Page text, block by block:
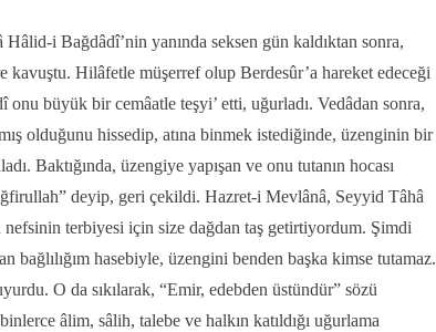
i Bağdâdî’nin yanında seksen gün kaldıktan sonra,
kavuştu. Hilâfetle müşerref olup Berdesûr’a hareket edeceği
büyük bir cemâatle teşyi’ etti, uğurladı. Vedâdan sonra,
olduğunu hissedip, atına binmek istediğinde, üzenginin bir
Baktığında, üzengiye yapışan ve onu tutanın hocası
deyip, geri çekildi. Hazret-i Mevlânâ, Seyyid Tâhâ
terbiyesi için size dağdan taş getirtiyordum. Şimdi
bağlılığım hasebiyle, üzengini benden başka kimse tutamaz.
O da sıkılarak, “Emir, edebden üstündür” sözü
âlim, sâlih, talebe ve halkın katıldığı uğurlama